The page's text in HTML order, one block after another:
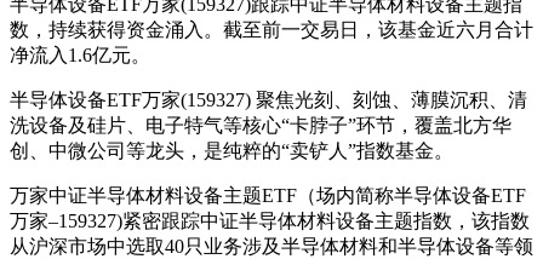
数，持续获得资金涌入。截至前一交易日，该基金近六月合计
净流入1.6亿元。
半导体设备ETF万家(159327) 聚焦光刻、刻蚀、薄膜沉积、清
洗设备及硅片、电子特气等核心“卡脖子”环节，覆盖北方华
创、中微公司等龙头，是纯粹的“卖铲人”指数基金。
万家中证半导体材料设备主题ETF（场内简称半导体设备ETF
万家–159327)紧密跟踪中证半导体材料设备主题指数，该指数
从沪深市场中选取40只业务涉及半导体材料和半导体设备等领